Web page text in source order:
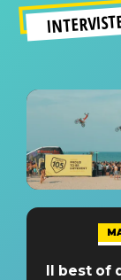
Il best of